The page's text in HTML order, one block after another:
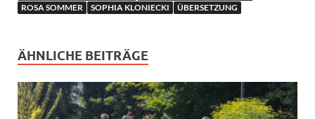
ROSA SOMMER
SOPHIA KLONIECKI ÜBERSETZUNG
ÄHNLICHE BEITRÄGE